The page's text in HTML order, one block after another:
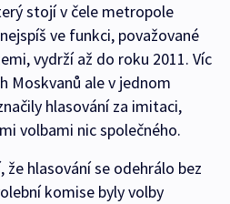
stojí v čele metropole
ve funkci, považované
vydrží až do roku 2011. Víc
Moskvanů ale v jednom
hlasování za imitaci,
volbami nic společného.
hlasování se odehrálo bez
komise byly volby